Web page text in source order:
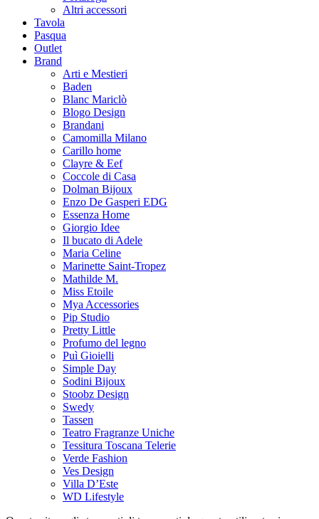
Altri accessori
Tavola
Pasqua
Outlet
Brand
Arti e Mestieri
Baden
Blanc Mariclò
Blogo Design
Brandani
Camomilla Milano
Carillo home
Clayre & Eef
Coccole di Casa
Dolman Bijoux
Enzo De Gasperi EDG
Essenza Home
Giorgio Idee
Il bucato di Adele
Maria Celine
Marinette Saint-Tropez
Mathilde M.
Miss Etoile
Mya Accessories
Pip Studio
Pretty Little
Profumo del legno
Puì Gioielli
Simple Day
Sodini Bijoux
Stoobz Design
Swedy
Tassen
Teatro Fragranze Uniche
Tessitura Toscana Telerie
Verde Fashion
Ves Design
Villa D’Este
WD Lifestyle